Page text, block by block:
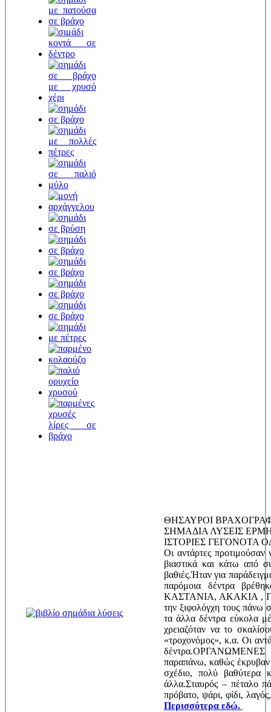
ΘΗΣΑΥΡΟΙ
ΣΗΜΑΔΙΑ ΛΥΣΕΙΣ
ΙΣΤΟΡΙΕΣ ΓΕΓΟΝΟΤΑ
Οι αντάρτες προτιμούσαν
βιαστικά και κάτω από
βαθιές.Ήταν για
παρόμοια δέντρα
ΚΑΣΤΑΝΙΑ, ΑΚΑΚΙΑ ,
την ξιφολόγχη τους πάνω
τα άλλα δέντρα εύκολα
χρειαζόταν να το
«τροχονόμος», κ.α. Οι
δέντρα.ΟΡΓΑΝΩΜΕΝΕΣ
παραπάνω, καθώς έκρυβαν
σχέδιο, πολύ βαθύτερα
άλλα.Σταυρός – πέταλο
πρόβατο, ψάρι, φίδι,
Περισσότερα εδώ.